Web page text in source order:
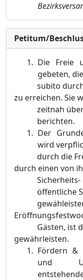
Petitum/
Die Freie
gebeten,
subito
zu erreichen. Sie
zeitnah
berichten.
Der
wird
durch die
durch einen von
öffentliche
Gästen, ist
gewährleisten.
Fördern &
und